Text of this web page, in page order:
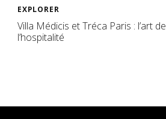
EXPLORER
Villa Médicis et Tréca Paris : l’art de
l’hospitalité